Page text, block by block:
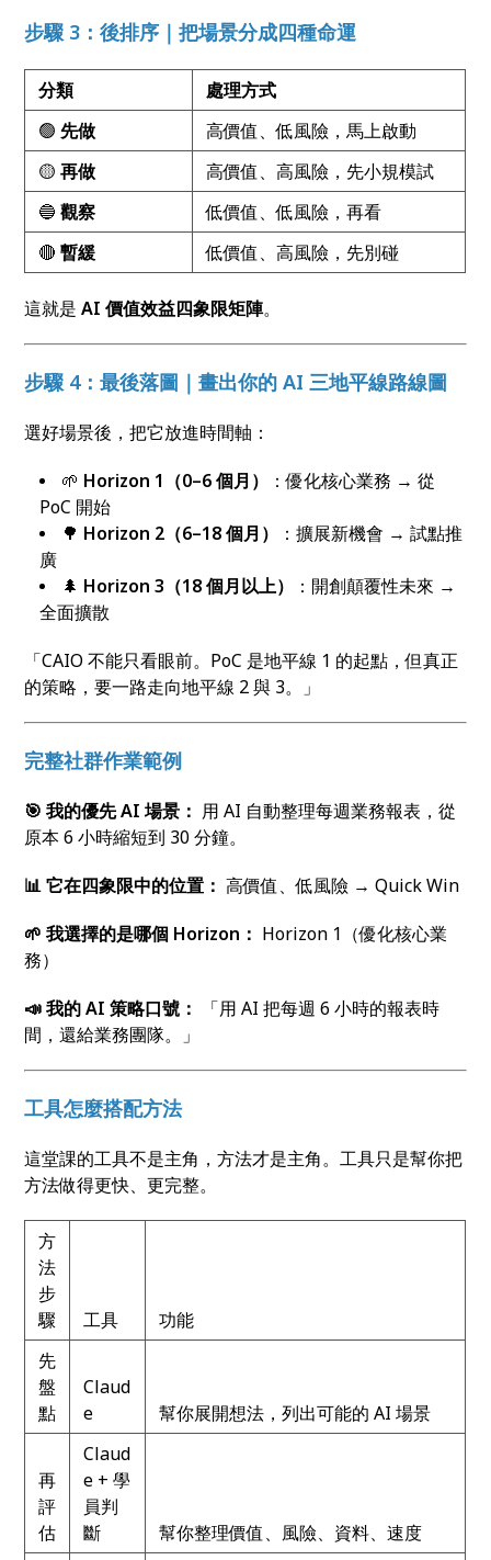
步驟 3：後排序｜把場景分成四種命運
分類
處理方式
🟢先做
高價值、低風險，馬上啟動
🟡再做
高價值、高風險，先小規模試
🔵觀察
低價值、低風險，再看
🔴暫緩 低價值、高風險，先別碰
這就是AI價值效益四象限矩陣。
步驟 4：最後落圖｜畫出你的 AI 三地平線路線圖
選好場景後，把它放進時間軸：
🌱 Horizon 1 （0–6個月）
：優化核心業務 → 從
PoC 開始
🌳 Horizon 2 （6–18個月）
：擴展新機會 → 試點推
廣
🌲 Horizon 3 （18個月以上）
：開創顛覆性未來 →
全面擴散
「CAIO 不能只看眼前。PoC 是地平線 1 的起點，但真正
的策略，要一路走向地平線 2 與 3。」
完整社群作業範例
🎯我的優先 AI場景： 用 AI 自動整理每週業務報表，從
原本 6 小時縮短到 30 分鐘。
📊它在四象限中的位置： 高價值、低風險 → Quick Win
🌱我選擇的是哪個 Horizon ： Horizon 1（優化核心業
務）
📣我的 AI策略口號：
「用 AI 把每週 6 小時的報表時
間，還給業務團隊。」
工具怎麼搭配方法
這堂課的工具不是主角，方法才是主角。工具只是幫你把
方法做得更快、更完整。
方
法
步
驟
工具
功能
先
盤
點
Claud
e
幫你展開想法，列出可能的 AI 場景
再
評
估
Claud
e + 學
員判
斷
幫你整理價值、風險、資料、速度